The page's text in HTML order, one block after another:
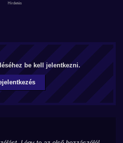
be kell jelentkezni.